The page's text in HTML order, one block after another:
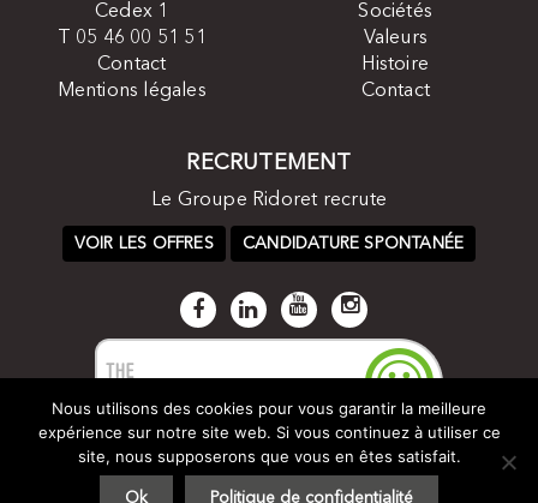
Cedex 1
T 05 46 00 51 51
Contact
Mentions légales
Sociétés
Valeurs
Histoire
Contact
RECRUTEMENT
Le Groupe Ridoret recrute
VOIR LES OFFRES CANDIDATURE SPONTANÉE
Nous utilisons des cookies pour vous garantir la meilleure
expérience sur notre site web. Si vous continuez à utiliser ce
site, nous supposerons que vous en êtes satisfait.
Ok Politique de confidentialité